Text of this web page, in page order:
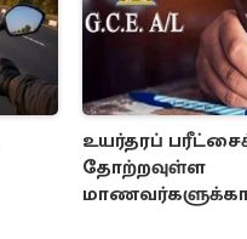
உயர்தரப்
தோற்றவுள்ள